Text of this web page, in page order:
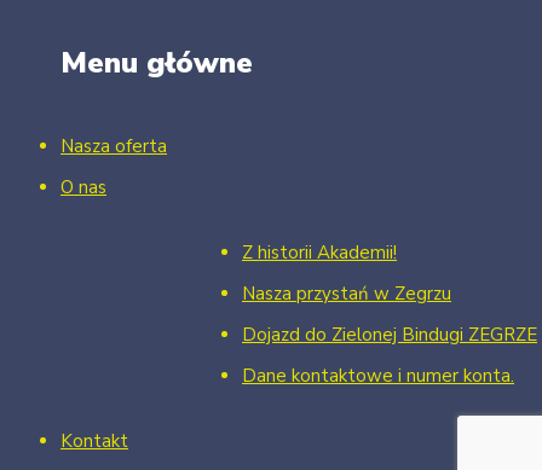
Menu główne
Nasza oferta
O nas
Z historii Akademii!
Nasza przystań w Zegrzu
Dojazd do Zielonej Bindugi ZEGRZE
Dane kontaktowe i numer konta.
Kontakt